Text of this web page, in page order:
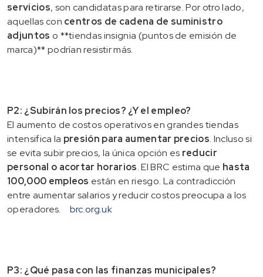
servicios, son candidatas para retirarse. Por otro lado,
aquellas con centros de cadena de suministro
adjuntos o **tiendas insignia (puntos de emisión de
marca)** podrían resistir más.
P2: ¿Subirán los precios? ¿Y el empleo?
El aumento de costos operativos en grandes tiendas
intensifica la presión para aumentar precios. Incluso si
se evita subir precios, la única opción es reducir
personal o acortar horarios. El BRC estima que hasta
100,000 empleos están en riesgo. La contradicción
entre aumentar salarios y reducir costos preocupa a los
operadores.
brc.org.uk
P3: ¿Qué pasa con las finanzas municipales?